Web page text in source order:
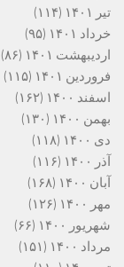
تیر ۱۴۰۱
(۱۱۴)
خرداد ۱۴۰۱
(۹۵)
اردیبهشت ۱۴۰۱
(۸۶)
فروردین ۱۴۰۱
(۱۱۵)
اسفند ۱۴۰۰
(۱۶۲)
بهمن ۱۴۰۰
(۱۳۰)
دی ۱۴۰۰
(۱۱۸)
آذر ۱۴۰۰
(۱۱۶)
آبان ۱۴۰۰
(۱۶۸)
مهر ۱۴۰۰
(۱۲۶)
شهریور ۱۴۰۰
(۶۶)
مرداد ۱۴۰۰
(۱۵۱)